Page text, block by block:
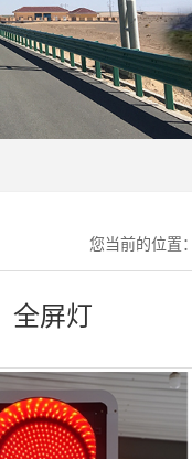
您当前的位置：
全屏灯